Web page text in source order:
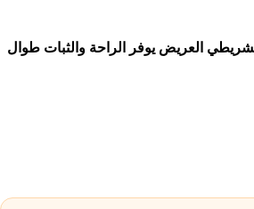
العريض يوفر الراحة والثبات طوال